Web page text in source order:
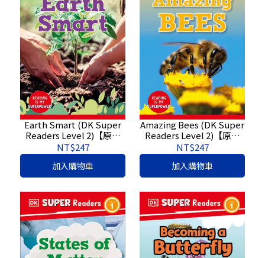
Earth Smart (DK Super
Readers Level 2)【原文
書】9780744075021
NT$247
加入購物車
Amazing Bees (DK Super
Readers Level 2)【原文
書】9780744074567
NT$247
加入購物車